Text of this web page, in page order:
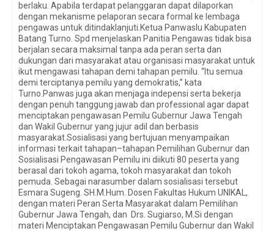
berlaku. Apabila terdapat pelanggaran dapat dilaporkan
dengan mekanisme pelaporan secara formal ke lembaga
pengawas untuk ditindaklanjuti.Ketua Panwaslu Kabupaten
Batang Turno. Spd menjelaskan Panitia Pengawas tidak bisa
berjalan secara maksimal tanpa ada peran serta dan
dukungan dari masyarakat atau organisasi masyarakat untuk
ikut mengawasi tahapan demi tahapan pemilu. “Itu semua
demi terciptanya pemilu yang demokratis,” kata
Turno.Panwas juga akan menjaga indepensi serta bekerja
dengan penuh tanggung jawab dan professional agar dapat
menciptakan pengawasan Pemilu Gubernur Jawa Tengah
dan Wakil Gubernur yang jujur adil dan berbasis
masyarakat.Sosialisasi yang bertujuan menyampaikan
informasi terkait tahapan–tahapan Pemilihan Gubernur dan
Sosialisasi Pengawasan Pemilu ini diikuti 80 peserta yang
berasal dari tokoh agama, tokoh masyarakat dan tokoh
pemuda. Sebagai narasumber dalam sosialisasi tersebut
Esmara Sugeng. SH.M.Hum. Dosen Fakultas Hukum UNIKAL,
dengan materi Peran Serta Masyarakat dalam Pemilihan
Gubernur Jawa Tengah, dan Drs. Sugiarso, M.Si dengan
materi Menciptakan Pengawasan Pemilu Gubernur dan Wakil